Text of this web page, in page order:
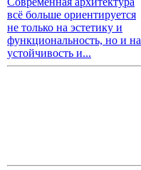
всё больше ориентируется
не только на эстетику и
функциональность, но и на
устойчивость и...